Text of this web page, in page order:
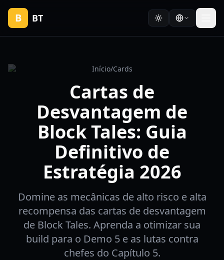
B BT
Início/Cards
Cartas de
Desvantagem de
Block Tales: Guia
Definitivo de
Estratégia 2026
Domine as mecânicas de alto risco e alta
recompensa das cartas de desvantagem
de Block Tales. Aprenda a otimizar sua
build para o Demo 5 e as lutas contra
chefes do Capítulo 5.